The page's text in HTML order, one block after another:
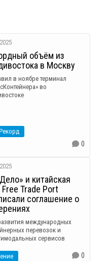
объём из
в Москву
в ноябре терминал
во
0
и китайская
Free Trade Port
соглашение о
международных
перевозок и
сервисов
0